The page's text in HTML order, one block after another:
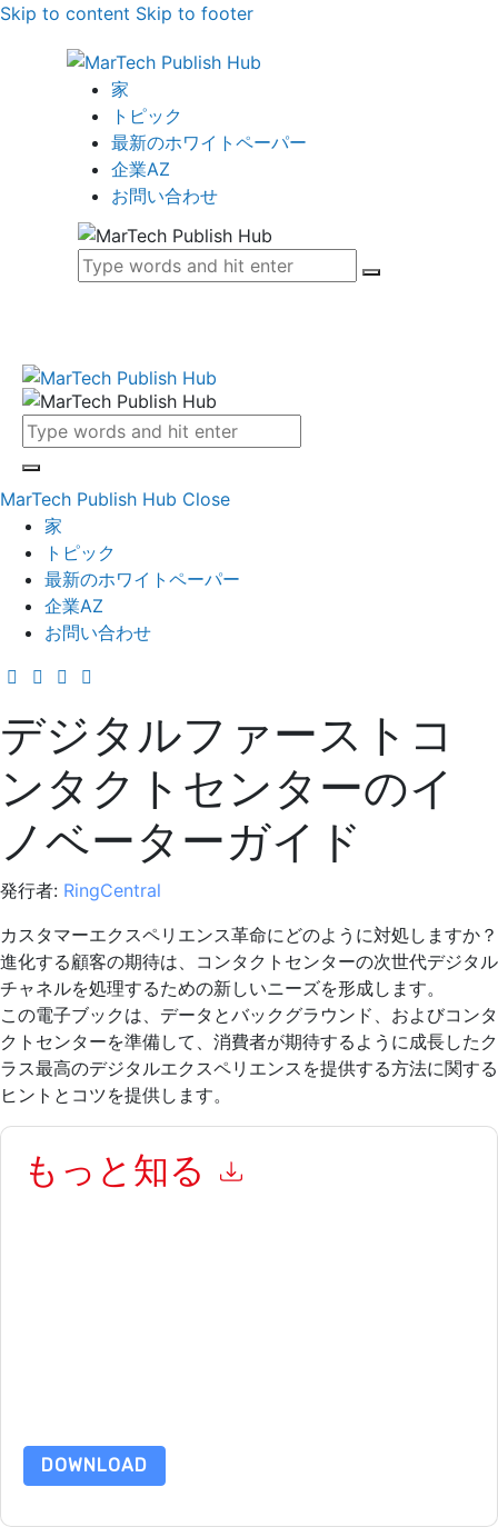
Skip to content Skip to footer
家
トピック
最新のホワイトペーパー
企業AZ
お問い合わせ
MarTech Publish Hub Close
家
トピック
最新のホワイトペーパー
企業AZ
お問い合わせ
デジタルファーストコ
ンタクトセンターのイ
ノベーターガイド
発行者: RingCentral
カスタマーエクスペリエンス革命にどのように対処しますか？
進化する顧客の期待は、コンタクトセンターの次世代デジタル
チャネルを処理するための新しいニーズを形成します。
この電子ブックは、データとバックグラウンド、およびコンタ
クトセンターを準備して、消費者が期待するように成長したク
ラス最高のデジタルエクスペリエンスを提供する方法に関する
ヒントとコツを提供します。
もっと知る
DOWNLOAD